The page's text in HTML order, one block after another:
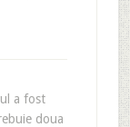
a fost
doua